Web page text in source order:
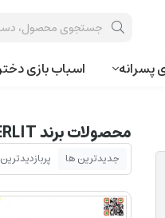
پسرانه اسباب بازی
محصولات برند SILVERLIT
جدیدترین ها